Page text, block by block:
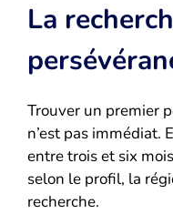
La
Trouver un premier
n’est pas immédiat.
entre trois et six
selon le profil, la
recherche.